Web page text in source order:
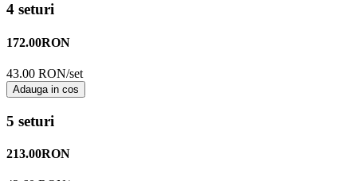
4 seturi
172.00RON
43.00 RON/set
Adauga in cos
5 seturi
213.00RON